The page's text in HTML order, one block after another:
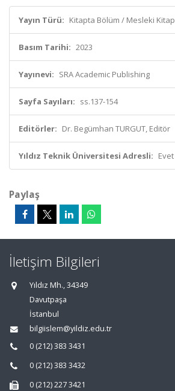
Yayın Türü: Kitapta Bölüm / Mesleki Kitap
Basım Tarihi: 2023
Yayınevi: SRA Academic Publishing
Sayfa Sayıları: ss.137-154
Editörler: Dr. Begümhan TURGUT, Editör
Yıldız Teknik Üniversitesi Adresli: Evet
Paylaş
İletişim Bilgileri
Yıldız Mh., 34349
Davutpaşa
İstanbul
bilgiislem@yildiz.edu.tr
0 (212) 383 3431
0 (212) 383 3432
0 (212) 227 3421